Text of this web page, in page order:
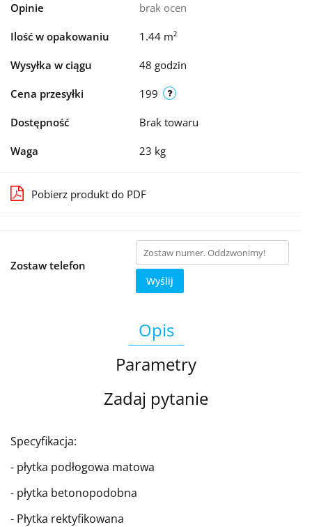
Opinie brak ocen
Ilość w opakowaniu 1.44 m²
Wysyłka w ciągu 48 godzin
Cena przesyłki 199
Dostępność Brak towaru
Waga 23 kg
Pobierz produkt do PDF
Zostaw telefon
Wyślij
Opis
Parametry
Zadaj pytanie
Specyfikacja:
- płytka podłogowa matowa
- płytka betonopodobna
- Płytka rektyfikowana